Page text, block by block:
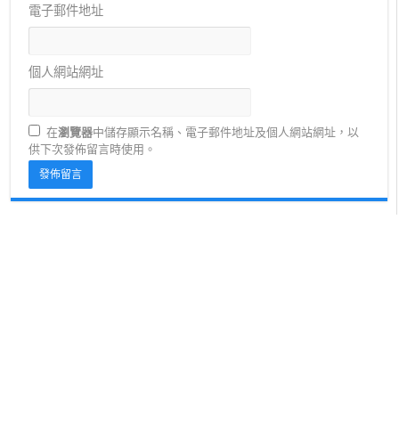
電子郵件地址
個人網站網址
在瀏覽器中儲存顯示名稱、電子郵件地址及個人網站網址，以
供下次發佈留言時使用。